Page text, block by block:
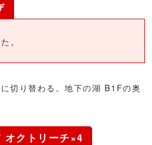
。
切り替わる。地下の湖 B1Fの奥
クトリーチ×4